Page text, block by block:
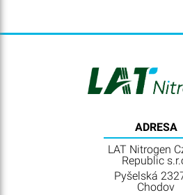
ADRESA
LAT Nitrogen
Republic
Pyšelská
Chodov